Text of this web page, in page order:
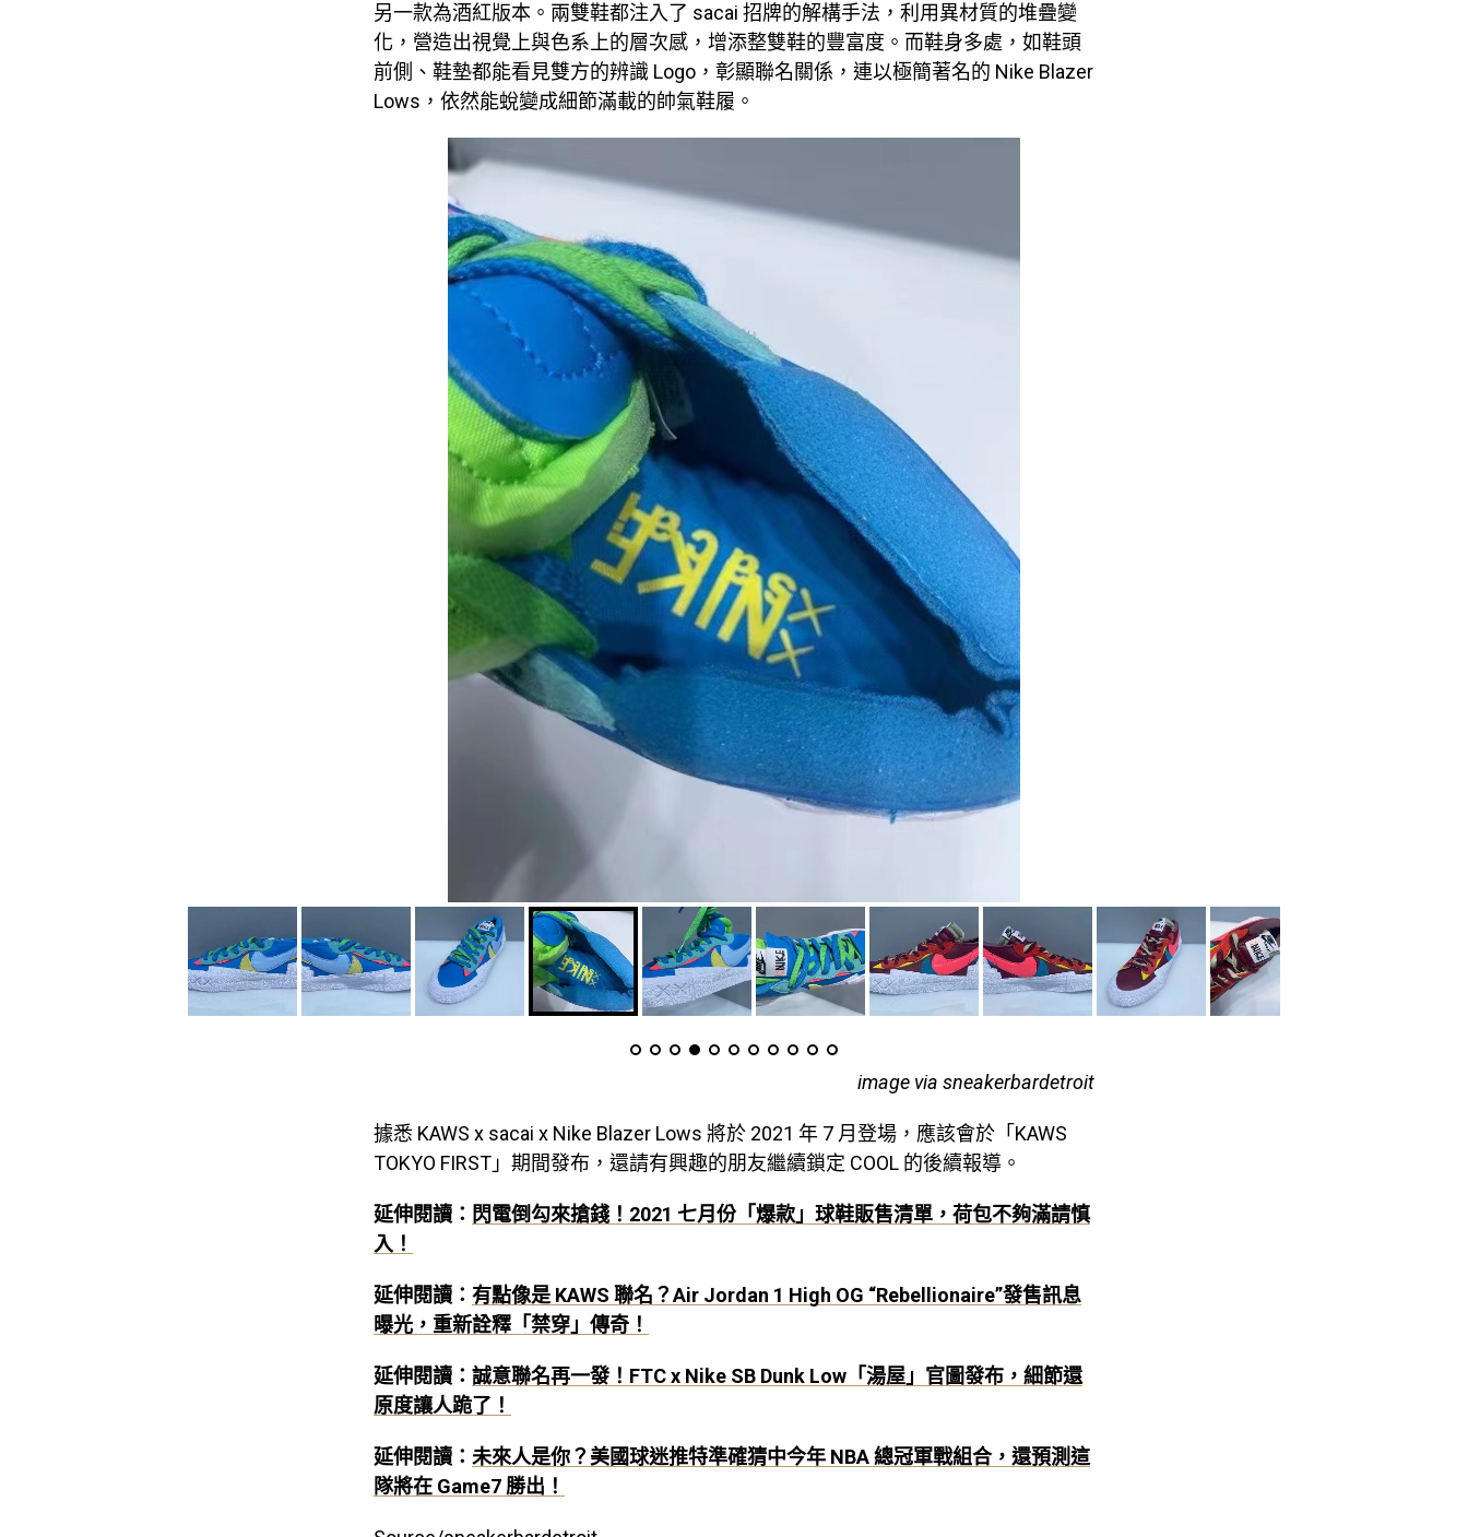
另一款為酒紅版本。兩雙鞋都注入了 sacai 招牌的解構手法，利用異材質的堆疊變
化，營造出視覺上與色系上的層次感，增添整雙鞋的豐富度。而鞋身多處，如鞋頭
前側、鞋墊都能看見雙方的辨識 Logo，彰顯聯名關係，連以極簡著名的 Nike Blazer
Lows，依然能蛻變成細節滿載的帥氣鞋履。
image via sneakerbardetroit
據悉 KAWS x sacai x Nike Blazer Lows 將於 2021 年 7 月登場，應該會於「KAWS
TOKYO FIRST」期間發布，還請有興趣的朋友繼續鎖定 COOL 的後續報導。
延伸閱讀： 閃電倒勾來搶錢！2021 七月份「爆款」球鞋販售清單，荷包不夠滿請慎
入！
延伸閱讀： 有點像是 KAWS 聯名？Air Jordan 1 High OG “Rebellionaire”發售訊息
曝光，重新詮釋「禁穿」傳奇！
延伸閱讀： 誠意聯名再一發！FTC x Nike SB Dunk Low「湯屋」官圖發布，細節還
原度讓人跪了！
延伸閱讀： 未來人是你？美國球迷推特準確猜中今年 NBA 總冠軍戰組合，還預測這
隊將在 Game7 勝出！